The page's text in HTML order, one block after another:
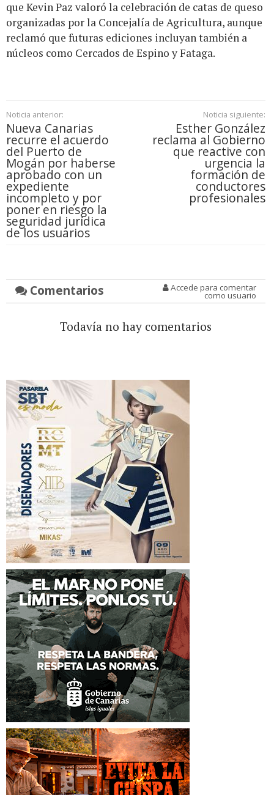
que Kevin Paz valoró la celebración de catas de queso
organizadas por la Concejalía de Agricultura, aunque
reclamó que futuras ediciones incluyan también a
núcleos como Cercados de Espino y Fataga.
Noticia anterior:
Nueva Canarias
recurre el acuerdo
del Puerto de
Mogán por haberse
aprobado con un
expediente
incompleto y por
poner en riesgo la
seguridad jurídica
de los usuarios
Noticia siguiente:
Esther González
reclama al Gobierno
que reactive con
urgencia la
formación de
conductores
profesionales
Comentarios Accede para comentar
como usuario
Todavía no hay comentarios